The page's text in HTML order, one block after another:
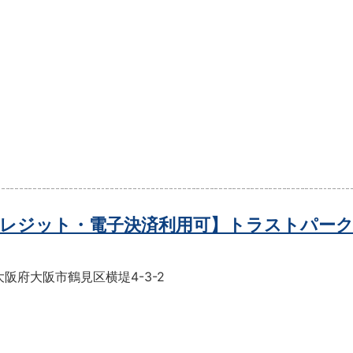
レジット・電子決済利用可】トラストパー
阪府大阪市鶴見区横堤4-3-2